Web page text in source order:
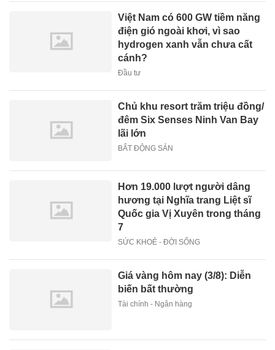
Việt Nam có 600 GW tiềm năng
điện gió ngoài khơi, vì sao
hydrogen xanh vẫn chưa cất
cánh?
Đầu tư
Chủ khu resort trăm triệu đồng/
đêm Six Senses Ninh Van Bay
lãi lớn
BẤT ĐỘNG SẢN
Hơn 19.000 lượt người dâng
hương tại Nghĩa trang Liệt sĩ
Quốc gia Vị Xuyên trong tháng
7
SỨC KHOẺ - ĐỜI SỐNG
Giá vàng hôm nay (3/8): Diễn
biến bất thường
Tài chính - Ngân hàng